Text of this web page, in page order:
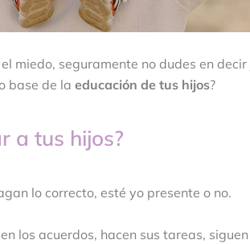
miedo, seguramente no dudes en decir
base de la educación de tus hijos?
a tus hijos?
lo correcto, esté yo presente o no.
los acuerdos, hacen sus tareas,